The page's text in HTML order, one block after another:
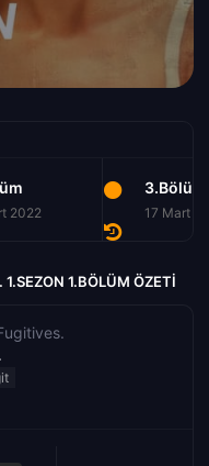
2022
3.Bölüm
17 Mart
1.BÖLÜM ÖZETI